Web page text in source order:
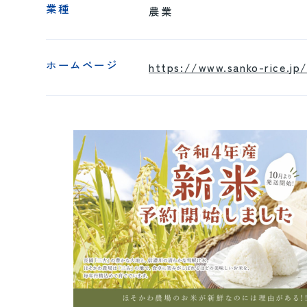
業種 農業
ホームページ https://www.sanko-rice.jp/